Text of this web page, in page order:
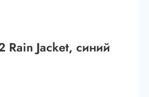
Rain Jacket, синий